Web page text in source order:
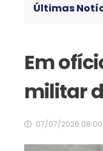
Últimas
da Fifa
Em
militar
07/07/2026 08:00